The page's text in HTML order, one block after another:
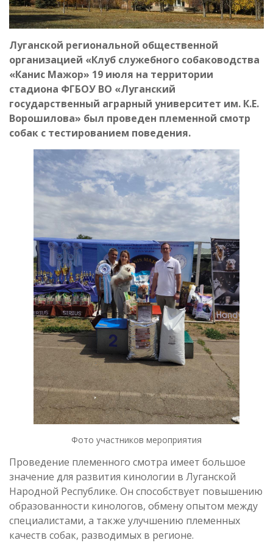
Луганской региональной общественной
организацией «Клуб служебного собаководства
«Канис Мажор» 19 июля на территории
стадиона ФГБОУ ВО «Луганский
государственный аграрный университет им. К.Е.
Ворошилова» был проведен племенной смотр
собак с тестированием поведения.
Фото участников мероприятия
Проведение племенного смотра имеет большое
значение для развития кинологии в Луганской
Народной Республике. Он способствует повышению
образованности кинологов, обмену опытом между
специалистами, а также улучшению племенных
качеств собак, разводимых в регионе.